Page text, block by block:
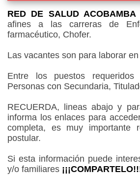
RED DE SALUD ACOBAMBA
afines a las carreras de
farmacéutico, Chofer.
Las vacantes son para laborar
Entre los puestos
Personas con Secundaria,
RECUERDA, lineas abajo y
informa los enlaces para
completa, es muy importante
postular.
Si esta información puede
y/o familiares